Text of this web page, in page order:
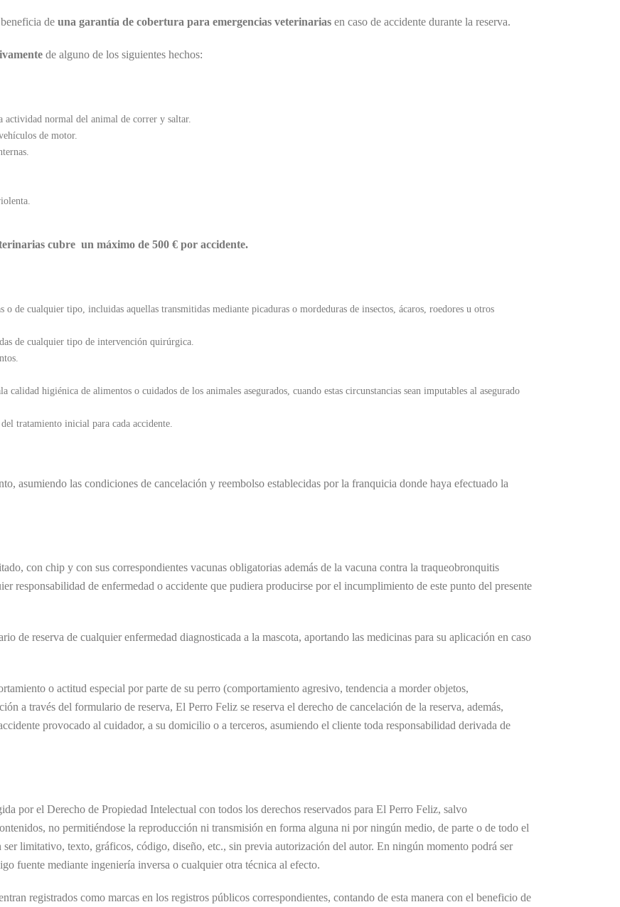
de una garantía de cobertura para emergencias veterinarias en caso de accidente durante la reserva.
de alguno de los siguientes hechos:
actividad normal del animal de correr y saltar.
de motor.
cubre un máximo de 500 € por accidente.
o de cualquier tipo, incluidas aquellas transmitidas mediante picaduras o mordeduras de insectos, ácaros, roedores u otros
de cualquier tipo de intervención quirúrgica.
higiénica de alimentos o cuidados de los animales asegurados, cuando estas circunstancias sean imputables al asegurado
tratamiento inicial para cada accidente.
asumiendo las condiciones de cancelación y reembolso establecidas por la franquicia donde haya efectuado la
con chip y con sus correspondientes vacunas obligatorias además de la vacuna contra la traqueobronquitis
responsabilidad de enfermedad o accidente que pudiera producirse por el incumplimiento de este punto del presente
de reserva de cualquier enfermedad diagnosticada a la mascota, aportando las medicinas para su aplicación en caso
o actitud especial por parte de su perro (comportamiento agresivo, tendencia a morder objetos,
a través del formulario de reserva, El Perro Feliz se reserva el derecho de cancelación de la reserva, además,
provocado al cuidador, a su domicilio o a terceros, asumiendo el cliente toda responsabilidad derivada de
por el Derecho de Propiedad Intelectual con todos los derechos reservados para El Perro Feliz, salvo
no permitiéndose la reproducción ni transmisión en forma alguna ni por ningún medio, de parte o de todo el
limitativo, texto, gráficos, código, diseño, etc., sin previa autorización del autor. En ningún momento podrá ser
fuente mediante ingeniería inversa o cualquier otra técnica al efecto.
registrados como marcas en los registros públicos correspondientes, contando de esta manera con el beneficio de